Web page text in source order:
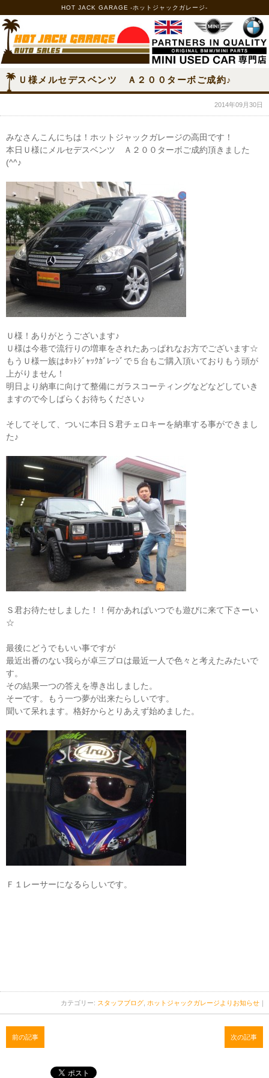
HOT JACK GARAGE -ホットジャックガレージ-
Ｕ様メルセデスベンツ Ａ２００ターボご成約♪
2014年09月30日
みなさんこんにちは！ホットジャックガレージの高田です！
本日Ｕ様にメルセデスベンツ Ａ２００ターボご成約頂きました
(^^♪
Ｕ様！ありがとうございます♪
Ｕ様は今巷で流行りの増車をされたあっぱれなお方でございます☆
もうＵ様一族はﾎｯﾄｼﾞｬｯｸｶﾞﾚｰｼﾞで５台もご購入頂いておりもう頭が
上がりません！
明日より納車に向けて整備にガラスコーティングなどなどしていき
ますので今しばらくお待ちください♪
そしてそして、ついに本日Ｓ君チェロキーを納車する事ができまし
た♪
Ｓ君お待たせしました！！何かあればいつでも遊びに来て下さーい
☆
最後にどうでもいい事ですが
最近出番のない我らが卓三プロは最近一人で色々と考えたみたいで
す。
その結果一つの答えを導き出しました。
そーです。もう一つ夢が出来たらしいです。
聞いて呆れます。格好からとりあえず始めました。
Ｆ１レーサーになるらしいです。
カテゴリー: スタッフブログ ホットジャックガレージよりお知らせ ｜
前の記事 次の記事